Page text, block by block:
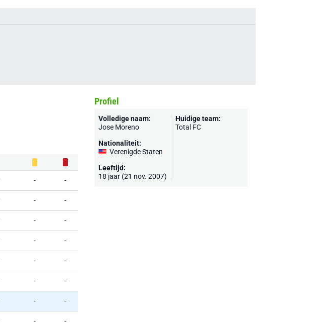
- -
- -
- -
- -
- -
- -
- -
- -
Profiel
Volledige naam:
Jose Moreno
Nationaliteit:
Verenigde Staten
Leeftijd:
18 jaar (21 nov. 2007)
Huidige team:
Total FC